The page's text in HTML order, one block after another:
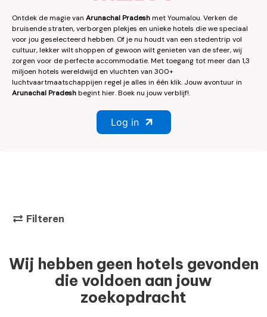
Ontdek de magie van Arunachal Pradeshmet Youmalou. Verken de
bruisende straten, verborgen plekjes en unieke hotels die we speciaal
voor jou geselecteerd hebben. Of je nu houdt van een stedentrip vol
cultuur, lekker wilt shoppen of gewoon wilt genieten van de sfeer, wij
zorgen voor de perfecte accommodatie. Met toegang tot meer dan 1,3
miljoen hotels wereldwijd en vluchten van 300+
luchtvaartmaatschappijen regel je alles in één klik. Jouw avontuur in
Arunachal Pradeshbegint hier. Boek nu jouw verblijf!.
Log in
Filteren
Wij hebben geen hotels gevonden
die voldoen aan jouw
zoekopdracht